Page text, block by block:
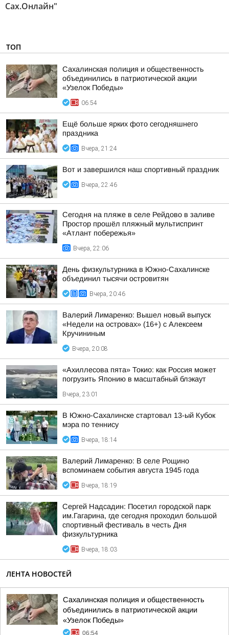
Сах.Онлайн"
ТОП
Сахалинская полиция и общественность
объединились в патриотической акции
«Узелок Победы»
06:54
Ещё больше ярких фото сегодняшнего
праздника
Вчера, 21:24
Вот и завершился наш спортивный праздник
Вчера, 22:46
Сегодня на пляже в селе Рейдово в заливе
Простор прошёл пляжный мультиспринт
«Атлант побережья»
Вчера, 22:06
День физкультурника в Южно-Сахалинске
объединил тысячи островитян
Вчера, 20:46
Валерий Лимаренко: Вышел новый выпуск
«Недели на островах» (16+) с Алексеем
Кручининым
Вчера, 20:08
«Ахиллесова пята» Токио: как Россия может
погрузить Японию в масштабный блэкаут
Вчера, 23:01
В Южно-Сахалинске стартовал 13-ый Кубок
мэра по теннису
Вчера, 18:14
Валерий Лимаренко: В селе Рощино
вспоминаем события августа 1945 года
Вчера, 18:19
Сергей Надсадин: Посетил городской парк
им.Гагарина, где сегодня проходил большой
спортивный фестиваль в честь Дня
физкультурника
Вчера, 18:03
ЛЕНТА НОВОСТЕЙ
Сахалинская полиция и общественность
объединились в патриотической акции
«Узелок Победы»
06:54